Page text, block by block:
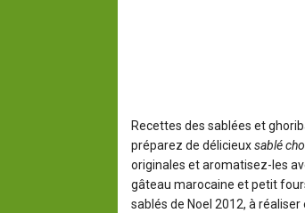
Recettes des sablées et
préparez de délicieuxsablé
originales et aromatisez-les
gâteau marocaine et petit
sablés de Noel 2012, à